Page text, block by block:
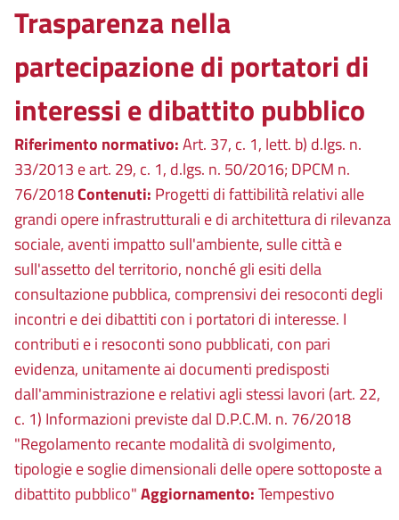
Trasparenza nella
partecipazione di portatori di
interessi e dibattito pubblico
Riferimento normativo:Art. 37, c. 1, lett. b) d.lgs. n.
33/2013 e art. 29, c. 1, d.lgs. n. 50/2016; DPCM n.
76/2018Contenuti: Progetti di fattibilità relativi alle
grandi opere infrastrutturali e di architettura di rilevanza
sociale, aventi impatto sull'ambiente, sulle città e
sull'assetto del territorio, nonché gli esiti della
consultazione pubblica, comprensivi dei resoconti degli
incontri e dei dibattiti con i portatori di interesse. I
contributi e i resoconti sono pubblicati, con pari
evidenza, unitamente ai documenti predisposti
dall'amministrazione e relativi agli stessi lavori (art. 22,
c. 1) Informazioni previste dal D.P.C.M. n. 76/2018
"Regolamento recante modalità di svolgimento,
tipologie e soglie dimensionali delle opere sottoposte a
dibattito pubblico"Aggiornamento:Tempestivo